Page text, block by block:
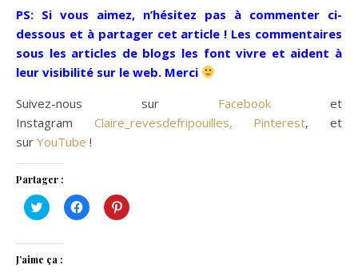
PS: Si vous aimez, n’hésitez pas à commenter ci-
dessous et à partager cet article ! Les commentaires
sous les articles de blogs les font vivre et aident à
leur visibilité sur le web. Merci
Suivez-nous sur Facebook et
Instagram Claire_revesdefripouilles, Pinterest, et
sur YouTube !
Partager :
Cliquez
pour
Twitter(ouvre
dans
une
Cliquez
pour
Cliquez
pour
J’aime ça :